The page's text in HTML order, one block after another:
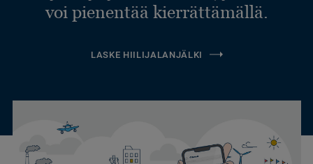
voi pienentää kierrättämällä.
LASKE HIILIJALANJÄLKI